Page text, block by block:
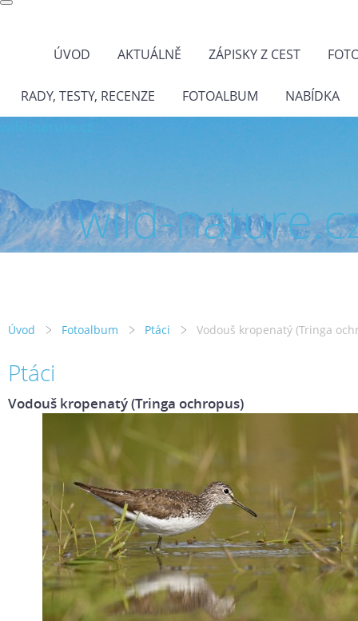
ÚVOD AKTUÁLNĚ ZÁPISKY Z CEST
RADY, TESTY, RECENZE FOTOALBUM NABÍDKA
wild-
Úvod Fotoalbum Ptáci Vodouš kropenatý (Tringa
Ptáci
Vodouš kropenatý (Tringa ochropus)